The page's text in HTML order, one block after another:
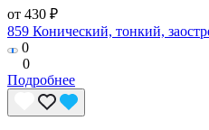
от 430 ₽
859 Конический, тонкий,
0
0
Подробнее